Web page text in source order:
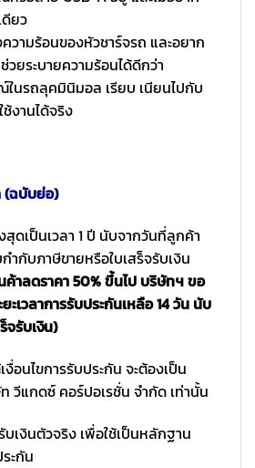
ยว
วามร้อนของหัวชาร์จรถ และอยาก
ยระบายความร้อนได้ดีกว่า
นรถลุคมินิมอล เรียบ เนียนไปกับ
งานได้จริง
(ฉบับย่อ)
สุดเป็นเวลา 1 ปี นับจากวันที่ลูกค้า
ำกับภาษีขายหรือใบเสร็จรับเงิน
าลดราคา 50% ขึ้นไป บริษัทฯ ขอ
เวลาการรับประกันเหลือ 14 วัน นับ
จรับเงิน)
อนไขการรับประกัน จะต้องเป็น
วีแกดซ์ คอร์ปอเรชั่น จำกัด เท่านั้น
บเงินตัวจริง เพื่อใช้เป็นหลักฐาน
ะกัน